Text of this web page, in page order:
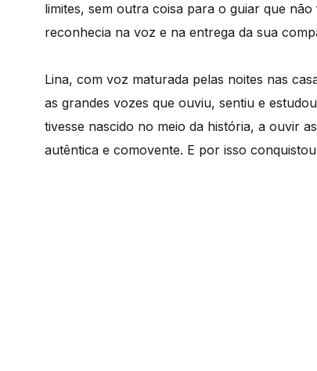
limites, sem outra coisa para o guiar que
reconhecia na voz e na entrega da sua
Lina, com voz maturada pelas noites nas
as grandes vozes que ouviu, sentiu e
tivesse nascido no meio da história, a ouvir
autêntica e comovente. E por isso